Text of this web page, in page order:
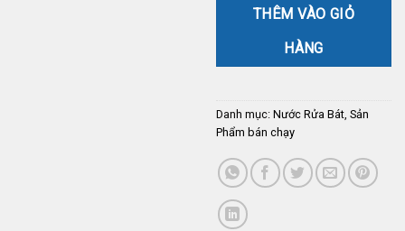
THÊM VÀO GIỎ
HÀNG
Danh mục: Nước Rửa Bát Sản
Phẩm bán chạy